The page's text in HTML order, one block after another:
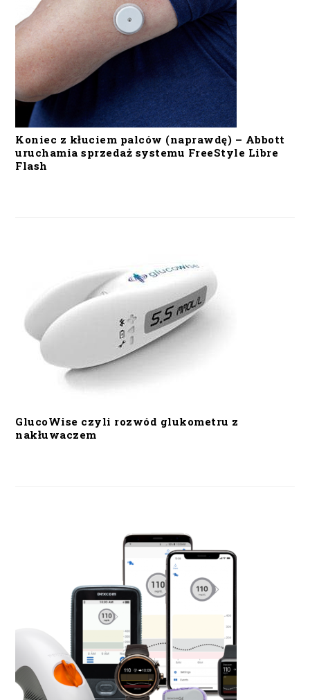
Koniec z kłuciem palców (naprawdę) – Abbott
uruchamia sprzedaż systemu FreeStyle Libre
Flash
GlucoWise czyli rozwód glukometru z
nakłuwaczem